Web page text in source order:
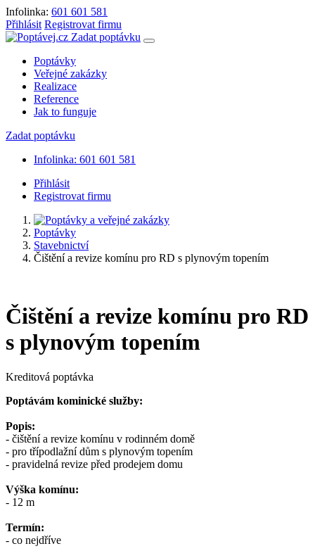
Infolinka: 601 601 581
Přihlásit Registrovat firmu
Zadat poptávku
Poptávky
Veřejné zakázky
Realizace
Reference
Jak to funguje
Zadat poptávku
Infolinka: 601 601 581
Přihlásit
Registrovat firmu
Poptávky
Stavebnictví
Čištění a revize komínu pro RD s plynovým topením
Čištění a revize komínu pro RD
s plynovým topením
Kreditová poptávka
Poptávám kominické služby:
Popis:
- čištění a revize komínu v rodinném domě
- pro třípodlažní dům s plynovým topením
- pravidelná revize před prodejem domu
Výška komínu:
- 12 m
Termín:
- co nejdříve